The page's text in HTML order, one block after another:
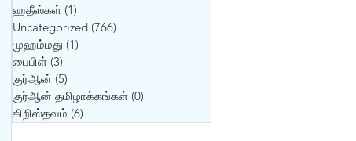
ஹதீஸ்கள் (1)
Uncategorized (766)
முஹம்மது (1)
பைபிள் (3)
குர்‍ஆன் (5)
குர்‍ஆன் தமிழாக்கங்கள் (0)
கிறிஸ்தவம் (6)